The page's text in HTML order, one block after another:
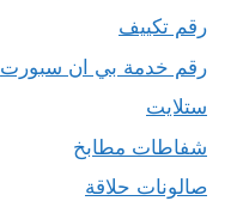
رقم تكييف
رقم خدمة بي ان سبورت
ستلايت
شفاطات مطابخ
صالونات حلاقة